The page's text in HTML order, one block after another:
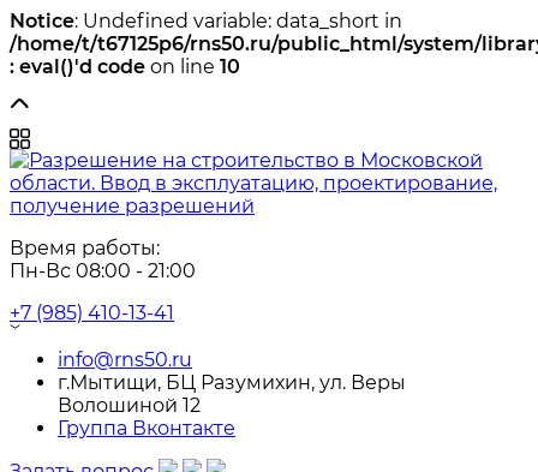
Notice: Undefined variable: data_short in
/home/t/t67125p6/rns50.ru/public_html/system/
: eval()'d code on line 10
Время работы:
Пн-Вс 08:00 - 21:00
+7 (985) 410-13-41
info@rns50.ru
г.Мытищи, БЦ Разумихин, ул. Веры
Волошиной 12
Группа Вконтакте